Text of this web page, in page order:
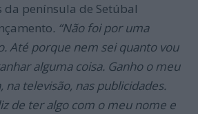
da península de Setúbal
. “Não foi por uma
Até porque nem sei quanto vou
alguma coisa. Ganho o meu
na televisão, nas publicidades.
de ter algo com o meu nome e